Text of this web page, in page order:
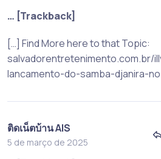
… [Trackback]
[…] Find More here to that Topic:
salvadorentretenimento.com.br/
lancamento-do-samba-djanira-
ติดเน็ตบ้าน AIS
5 de março de 2025